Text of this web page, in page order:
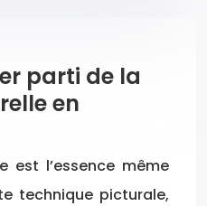
parti de la
en
est l’essence même
technique picturale,